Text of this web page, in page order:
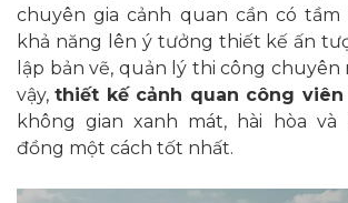
chuyên gia cảnh quan cần có tầm
khả năng lên ý tưởng thiết kế ấn
lập bản vẽ, quản lý thi công chuyên
vậy,thiết kế cảnh quan công viên
không gian xanh mát, hài hòa và
đồng một cách tốt nhất.